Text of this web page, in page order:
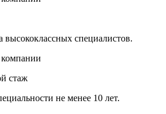
высококлассных специалистов.
стаж
не менее 10 лет.